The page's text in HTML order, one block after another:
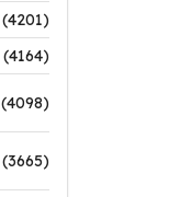
(4201)
(4164)
(4098)
(3665)